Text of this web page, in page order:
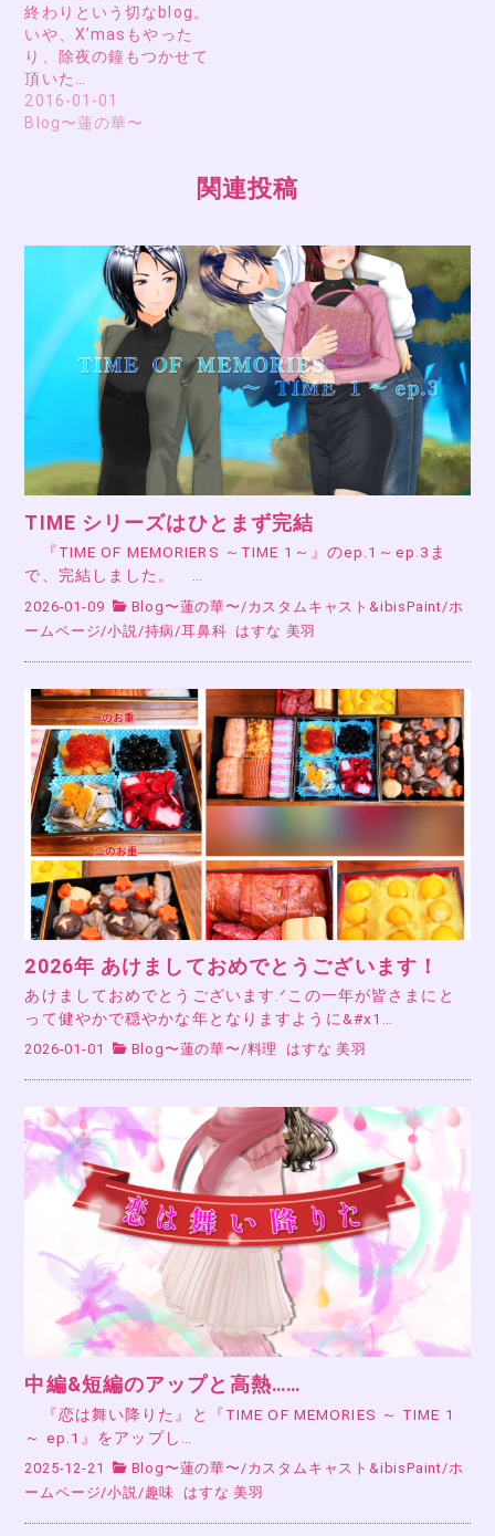
終わりという切なblog。
いや、X’masもやった
り、除夜の鐘もつかせて
頂いた…
2016-01-01
Blog〜蓮の華〜
関連投稿
TIME シリーズはひとまず完結
『TIME OF MEMORIERS ～TIME 1～』のep.1～ep.3ま
で、完結しました。 …
2026-01-09 Blog〜蓮の華〜 /カスタムキャスト&ibisPaint/ホ
ームページ/小説 /持病 /耳鼻科 はすな 美羽
2026年 あけましておめでとうございます！
あけましておめでとうございます.ᐟこの一年が皆さまにと
って健やかで穏やかな年となりますように&#x1…
2026-01-01 Blog〜蓮の華〜/料理 はすな 美羽
中編&短編のアップと高熱……
『恋は舞い降りた』と『TIME OF MEMORIES ～ TIME 1
～ ep.1』をアップし…
2025-12-21 Blog〜蓮の華〜 /カスタムキャスト&ibisPaint/ホ
ームページ/小説 /趣味 はすな 美羽